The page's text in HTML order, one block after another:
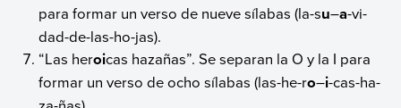
para formar un verso de nueve sílabas (la-su–a-vi-
dad-de-las-ho-jas).
“Las heroicas hazañas”. Se separan la O y la I para
formar un verso de ocho sílabas (las-he-ro–i-cas-ha-